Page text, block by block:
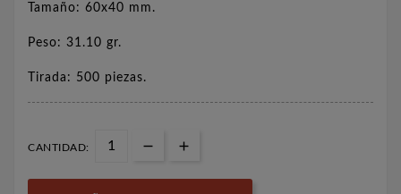
Tamaño: 60x40 mm.
Peso: 31.10 gr.
Tirada: 500 piezas.
CANTIDAD: